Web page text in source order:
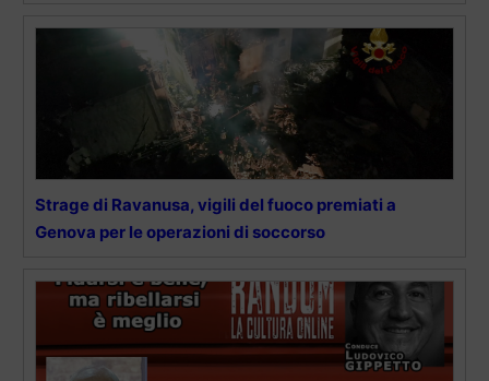
Strage di Ravanusa, vigili del fuoco premiati a
Genova per le operazioni di soccorso